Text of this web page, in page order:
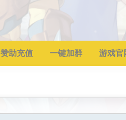
赞助充值 一键加群 游戏官